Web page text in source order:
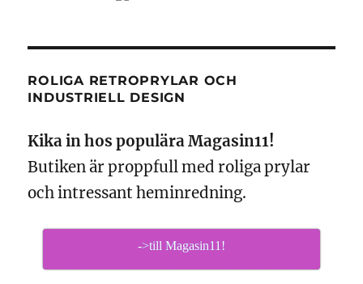
ROLIGA RETROPRYLAR OCH
INDUSTRIELL DESIGN
Kika in hos populära Magasin11!
Butiken är proppfull med roliga prylar
och intressant heminredning.
->till Magasin11!